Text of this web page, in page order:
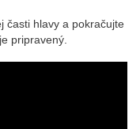
časti hlavy a pokračujte
pripravený.